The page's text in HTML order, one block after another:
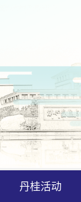
丹桂活动